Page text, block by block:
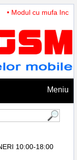
• Modul cu mufa
Meniu
10:00-18:00